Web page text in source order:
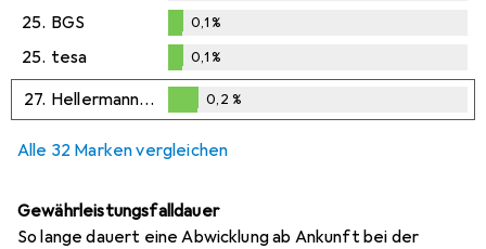
25. BGS
%
0,1%
25. tesa
0,1%
0,1%
27. HellermannTyton
0,2%
0,2 %
Alle 32 Marken vergleichen
Gewährleistungsfalldauer
So lange dauert eine Abwicklung ab Ankunft bei der